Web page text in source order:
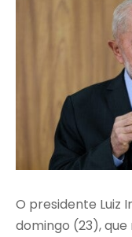
O presidente Luiz
domingo (23),